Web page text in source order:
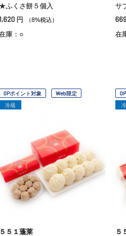
★ふくさ餅５個入
円 （8%税込）
庫：○
サ
在
OPポイント対象
Web限定
冷蔵
５５１蓬莱
５